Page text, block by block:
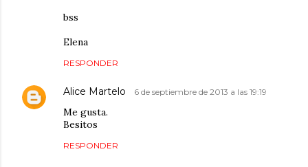
bss
Elena
RESPONDER
Alice Martelo 6 de septiembre de 2013 a las 19:19
Me gusta.
Besitos
RESPONDER